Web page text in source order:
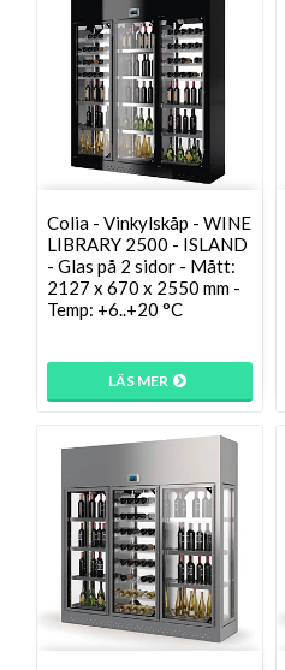
Colia - Vinkylskåp - WINE
LIBRARY 2500 - ISLAND
- Glas på 2 sidor - Mått:
2127 x 670 x 2550 mm -
Temp: +6..+20 °C
LÄS MER